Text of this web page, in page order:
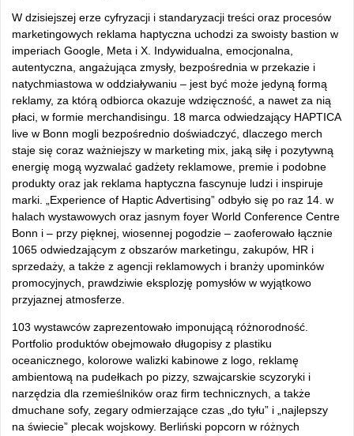
W dzisiejszej erze cyfryzacji i standaryzacji treści oraz procesów
marketingowych reklama haptyczna uchodzi za swoisty bastion w
imperiach Google, Meta i X. Indywidualna, emocjonalna,
autentyczna, angażująca zmysły, bezpośrednia w przekazie i
natychmiastowa w oddziaływaniu – jest być może jedyną formą
reklamy, za którą odbiorca okazuje wdzięczność, a nawet za nią
płaci, w formie merchandisingu. 18 marca odwiedzający HAPTICA
live w Bonn mogli bezpośrednio doświadczyć, dlaczego merch
staje się coraz ważniejszy w marketing mix, jaką siłę i pozytywną
energię mogą wyzwalać gadżety reklamowe, premie i podobne
produkty oraz jak reklama haptyczna fascynuje ludzi i inspiruje
marki. „Experience of Haptic Advertising” odbyło się po raz 14. w
halach wystawowych oraz jasnym foyer World Conference Centre
Bonn i – przy pięknej, wiosennej pogodzie – zaoferowało łącznie
1065 odwiedzającym z obszarów marketingu, zakupów, HR i
sprzedaży, a także z agencji reklamowych i branży upominków
promocyjnych, prawdziwie eksplozję pomysłów w wyjątkowo
przyjaznej atmosferze.
103 wystawców zaprezentowało imponującą różnorodność.
Portfolio produktów obejmowało długopisy z plastiku
oceanicznego, kolorowe walizki kabinowe z logo, reklamę
ambientową na pudełkach po pizzy, szwajcarskie scyzoryki i
narzędzia dla rzemieślników oraz firm technicznych, a także
dmuchane sofy, zegary odmierzające czas „do tyłu” i „najlepszy
na świecie” plecak wojskowy. Berliński popcorn w różnych